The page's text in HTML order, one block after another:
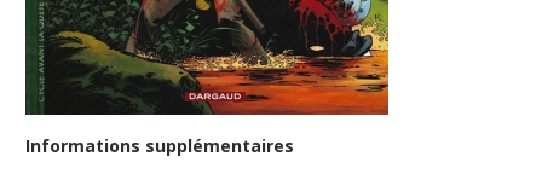
Informations supplémentaires